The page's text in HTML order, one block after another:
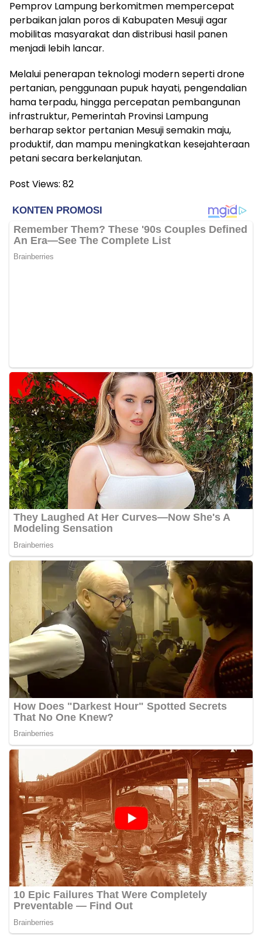
Pemprov Lampung berkomitmen mempercepat
perbaikan jalan poros di Kabupaten Mesuji agar
mobilitas masyarakat dan distribusi hasil panen
menjadi lebih lancar.
Melalui penerapan teknologi modern seperti drone
pertanian, penggunaan pupuk hayati, pengendalian
hama terpadu, hingga percepatan pembangunan
infrastruktur, Pemerintah Provinsi Lampung
berharap sektor pertanian Mesuji semakin maju,
produktif, dan mampu meningkatkan kesejahteraan
petani secara berkelanjutan.
Post Views: 82